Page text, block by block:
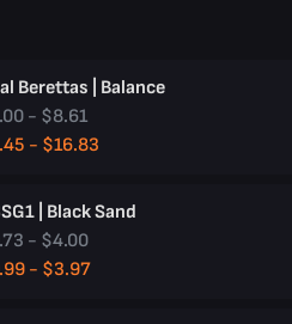
Berettas | Balance
- $8.61
- $16.83
| Black Sand
- $4.00
- $3.97